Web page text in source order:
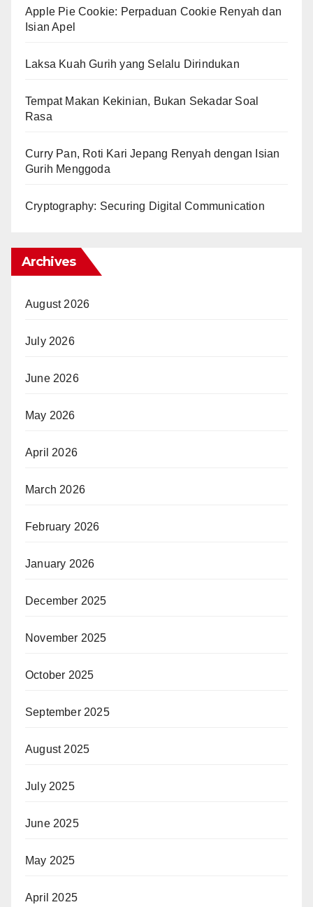
Apple Pie Cookie: Perpaduan Cookie Renyah dan
Isian Apel
Laksa Kuah Gurih yang Selalu Dirindukan
Tempat Makan Kekinian, Bukan Sekadar Soal
Rasa
Curry Pan, Roti Kari Jepang Renyah dengan Isian
Gurih Menggoda
Cryptography: Securing Digital Communication
Archives
August 2026
July 2026
June 2026
May 2026
April 2026
March 2026
February 2026
January 2026
December 2025
November 2025
October 2025
September 2025
August 2025
July 2025
June 2025
May 2025
April 2025